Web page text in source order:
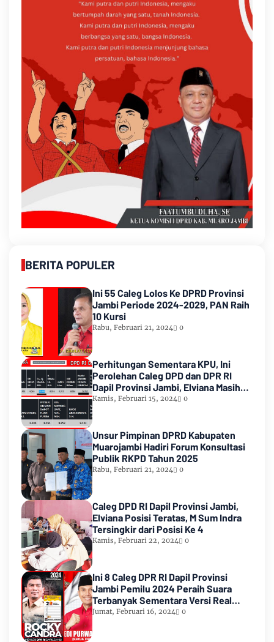
BERITA POPULER
Ini 55 Caleg Lolos Ke DPRD Provinsi
Jambi Periode 2024-2029, PAN Raih
10 Kursi
Rabu, Februari 21, 2024 0
Perhitungan Sementara KPU, Ini
Perolehan Caleg DPD dan DPR RI
Dapil Provinsi Jambi, Elviana Masih
Urutan Kedua Teratas
Kamis, Februari 15, 2024 0
Unsur Pimpinan DPRD Kabupaten
Muarojambi Hadiri Forum Konsultasi
Publik RKPD Tahun 2025
Rabu, Februari 21, 2024 0
Caleg DPD RI Dapil Provinsi Jambi,
Elviana Posisi Teratas, M Sum Indra
Tersingkir dari Posisi Ke 4
Kamis, Februari 22, 2024 0
Ini 8 Caleg DPR RI Dapil Provinsi
Jambi Pemilu 2024 Peraih Suara
Terbanyak Sementara Versi Real
Count KPU RI
Jumat, Februari 16, 2024 0